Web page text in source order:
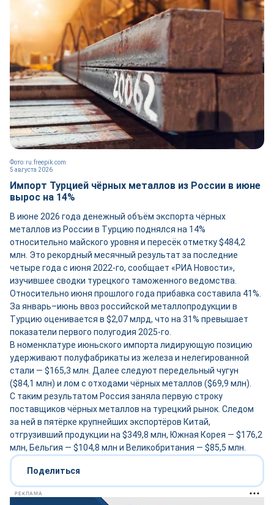
5 августа 2026
Фото: ru.freepik.com
Импорт Турцией чёрных металлов из России в июне
вырос на 14%
В июне 2026 года денежный объём экспорта чёрных
металлов из России в Турцию поднялся на 14%
относительно майского уровня и пересёк отметку $484,2
млн. Это рекордный месячный результат за последние
четыре года с июня 2022-го, сообщает «РИА Новости»,
изучившее сводки турецкого таможенного ведомства.
Относительно июня прошлого года прибавка составила 41%.
За январь–июнь ввоз российской металлопродукции в
Турцию оценивается в $2,07 млрд, что на 31% превышает
показатели первого полугодия 2025-го.
В номенклатуре июньского импорта лидирующую позицию
удерживают полуфабрикаты из железа и нелегированной
стали — $165,3 млн. Далее следуют передельный чугун
($84,1 млн) и лом с отходами чёрных металлов ($69,9 млн).
С таким результатом Россия заняла первую строку
поставщиков чёрных металлов на турецкий рынок. Следом
за ней в пятёрке крупнейших экспортёров Китай,
отгрузивший продукции на $349,8 млн, Южная Корея — $176,2
млн, Бельгия — $104,8 млн и Великобритания — $85,5 млн.
Поделиться
РЕКЛАМА